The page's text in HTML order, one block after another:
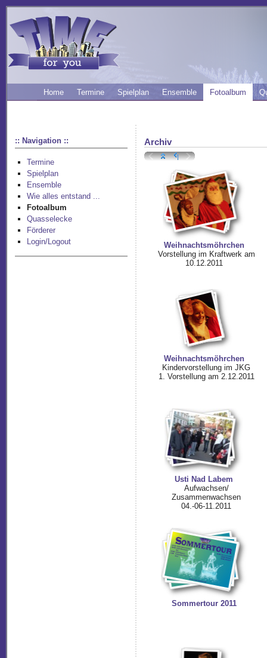
Home Termine Spielplan Ensemble Fotoalbum
:: Navigation ::
Termine
Spielplan
Ensemble
Wie alles entstand ...
Fotoalbum
Quasselecke
Förderer
Login/Logout
Archiv
Weihnachtsmöhrchen
Vorstellung im Kraftwerk am
10.12.2011
Weihnachtsmöhrchen
Kindervorstellung im JKG
1. Vorstellung am 2.12.2011
Usti Nad Labem
Aufwachsen/
Zusammenwachsen
04.-06-11.2011
Sommertour 2011